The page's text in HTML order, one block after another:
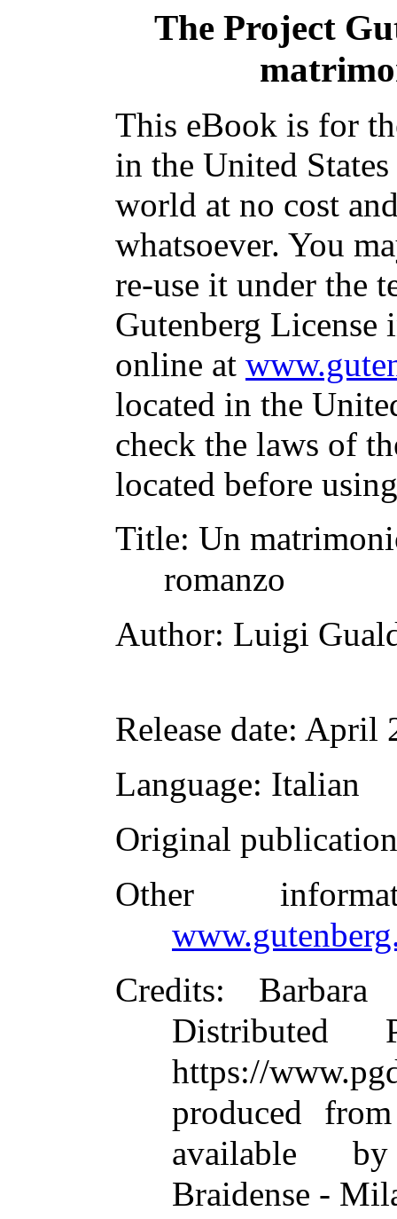
The Project
This eBook is for
in the United
world at no cost
whatsoever. You
re-use it under the
Gutenberg
online at
located in the
check the laws of
located before
Title: Un
romanzo
Author: Luigi
Release date: April
Language: Italian
Original publication
Other
Credits: Barbara
Distributed
https://
produced
available
Braidense -